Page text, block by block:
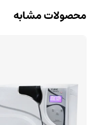
محصولات مشابه